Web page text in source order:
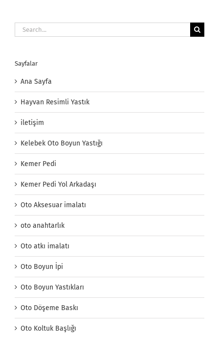
Search
for:
Sayfalar
Ana Sayfa
Hayvan Resimli Yastık
iletişim
Kelebek Oto Boyun Yastığı
Kemer Pedi
Kemer Pedi Yol Arkadaşı
Oto Aksesuar imalatı
oto anahtarlık
Oto atkı imalatı
Oto Boyun İpi
Oto Boyun Yastıkları
Oto Döşeme Baskı
Oto Koltuk Başlığı